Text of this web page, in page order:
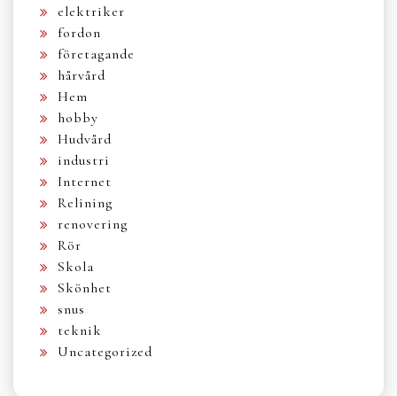
elektriker
fordon
företagande
hårvård
Hem
hobby
Hudvård
industri
Internet
Relining
renovering
Rör
Skola
Skönhet
snus
teknik
Uncategorized